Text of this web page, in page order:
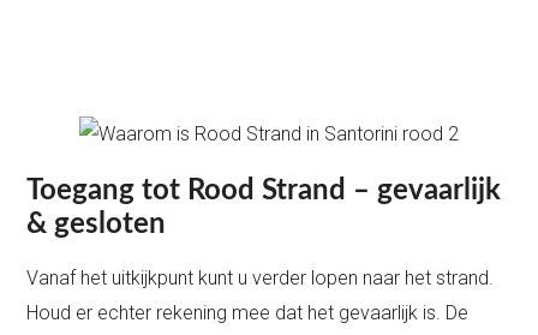
Toegang tot Rood Strand – gevaarlijk
& gesloten
Vanaf het uitkijkpunt kunt u verder lopen naar het strand.
Houd er echter rekening mee dat het gevaarlijk is. De